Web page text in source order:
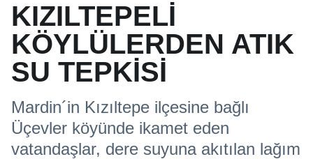
KIZILTEPELİ
KÖYLÜLERDEN ATIK
SU TEPKİSİ
Mardin´in Kızıltepe ilçesine bağlı
Üçevler köyünde ikamet eden
vatandaşlar, dere suyuna akıtılan lağım